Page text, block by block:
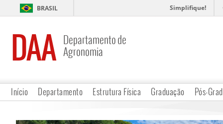
BRASIL Simplifique!
DAA Departamento de
Agronomia
Início Departamento Estrutura Física Graduação Pós-